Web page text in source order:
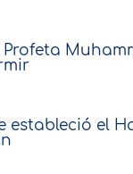
Profeta
estableció el